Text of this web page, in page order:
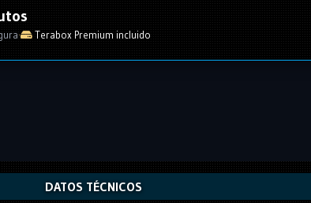
· Terabox Premium incluido
DATOS TÉCNICOS